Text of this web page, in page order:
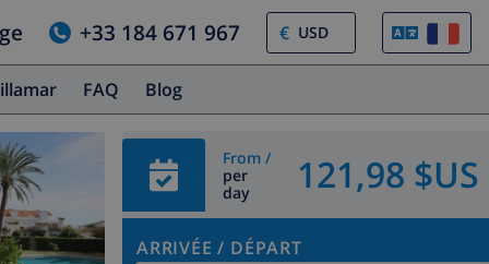
+33 184 671 967 €
FAQ Blog
From /
per
day
121,98 $US
ARRIVÉE / DÉPART